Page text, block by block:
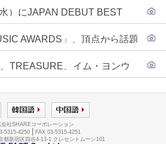
）にJAPAN DEBUT BEST
AWARDS」、頂点から話題
TREASURE、イム・ヨンウ
会社SHAREコーポレーション
5315-4250
FAX 03-5315-4251
新宿区四谷4-13-1 クレセントムーン101